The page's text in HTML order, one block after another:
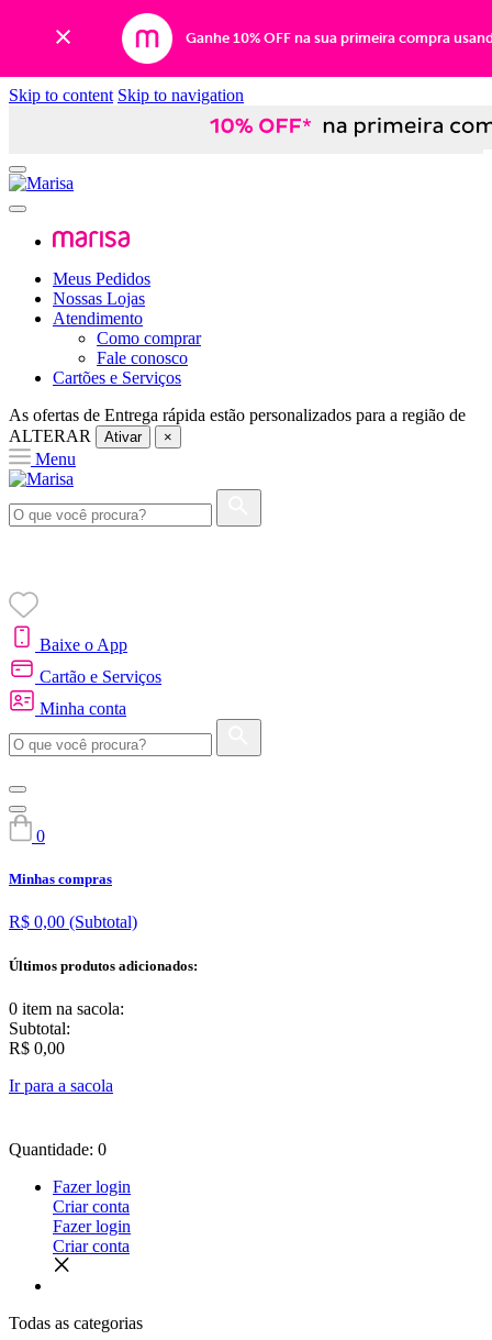
Ganhe 10% OFF na sua primeira compra
Skip to content Skip to navigation
Meus Pedidos
Nossas Lojas
Atendimento
Como comprar
Fale conosco
Cartões e Serviços
As ofertas de Entrega rápida estão personalizados para a região de
ALTERAR
Ativar ×
Menu
Baixe o App
Cartão e Serviços
Minha conta
0
Minhas compras
R$ 0,00 (Subtotal)
Últimos produtos adicionados:
0 item na sacola:
Subtotal:
R$ 0,00
Ir para a sacola
Quantidade: 0
Fazer login
Criar conta
Fazer login
Criar conta
Todas as categorias